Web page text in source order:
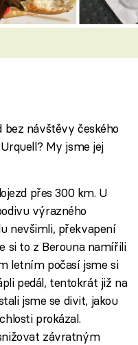
návštěvy českého
My jsme jej
přes 300 km. U
výrazného
nevšimli, překvapení
si to z Berouna namířili
letním počasí jsme si
pedál, tentokrát již na
jsme se divit, jakou
prokázal.
závratným